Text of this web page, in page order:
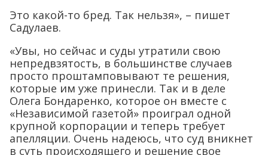
Это какой-то бред. Так нельзя», – пишет
Садулаев.
«Увы, но сейчас и суды утратили свою
непредвзятость, в большинстве случаев
просто проштамповывают те решения,
которые им уже принесли. Так и в деле
Олега Бондаренко, которое он вместе с
«Независимой газетой» проиграл одной
крупной корпорации и теперь требует
апелляции. Очень надеюсь, что суд вникнет
в суть происходящего и решение свое